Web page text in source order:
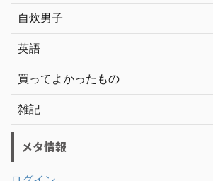
自炊男子
英語
買ってよかったもの
雑記
メタ情報